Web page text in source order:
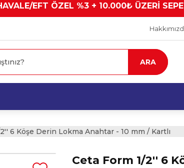
EFT ÖZEL %3 + 10.000₺ ÜZERİ
ARA
6 Köşe Derin Lokma Anahtar - 10 mm / Kartlı
Ceta Form 1/2'' 6